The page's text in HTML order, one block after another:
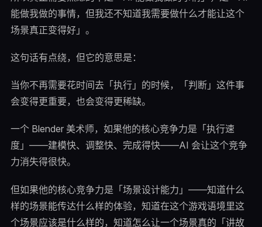
能做我做的事情，但我还不知道我需要做什么才能让这个
场景真正变得好」。
这句话有点绕，但它的意思是：
当你不再需要花时间去「执行」的时候，「判断」这件事
会变得更重要，也会变得更稀缺。
一个 Blender 美术师，如果他的核心竞争力是「执行速
度」——建模快、调整快、完成得快——AI 会让这个竞争
力消失得很快。
但如果他的核心竞争力是「场景设计能力」——知道什么
样的场景能传达什么样的体验，知道在这个游戏语境里这
个场景应该是什么样的，知道怎么让一个场景真的「讲故